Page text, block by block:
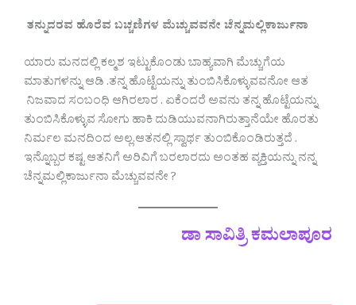
ತನ್ನುದರವ ಹೊರೆವ ಬಚ್ಚಣಿಗಳ ಮೆಚ್ಚುವವನೇ ಚೆನ್ನಮಲ್ಲಿಕಾರ್ಜುನಾ
ಯಾರು ಮನದಲ್ಲಿ ಕಲ್ಮಶ ಇಟ್ಟುಕೊಂಡು ಬಾಹ್ಯವಾಗಿ ಮೆಚ್ಚುಗೆಯ
ಮಾತುಗಳನ್ನು ಆಡಿ‌ .ತನ್ನ ಹೊಟ್ಟೆಯನ್ನು ತುಂಬಿಸಿಕೊಳ್ಳುವವನೋ ಆತ
ನಿಜವಾದ ಸಂಬಂಧಿ ಆಗಿರಲಾರ . ಏಕೆಂದರೆ ಅವನು ತನ್ನ ಹೊಟ್ಟೆಯನ್ನು
ತುಂಬಿಸಿಕೊಳ್ಳುವ ಸೋಗು ಹಾಕಿ ದುಡಿಯುವನಾಗಿರುತ್ತಾನೆಯೇ ಹೊರತು
ನಿರ್ಮಲ ಮನದಿಂದ ಅಲ್ಲ.ಆತನಲ್ಲಿ ಸ್ವಾರ್ಥ ತುಂಬಿಕೊಂಡಿರುತ್ತದೆ .
ಇನ್ನೊಬ್ಬರ ಕಷ್ಟ ಆತನಿಗೆ ಅರಿವಿಗೆ ಬರಲಾರದು ಅಂತಹ ವ್ಯಕ್ತಿಯನ್ನು ನನ್ನ
ಚೆನ್ನಮಲ್ಲಿಕಾರ್ಜುನಾ ಮೆಚ್ಚುವವನೇ ?
ಡಾ ಸಾವಿತ್ರಿ ಕಮಲಾಪೂರ